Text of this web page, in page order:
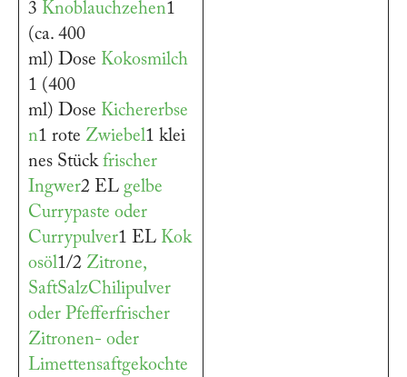
3 Knoblauchzehen1
(ca. 400
ml) Dose Kokosmilch
1 (400
ml) Dose Kichererbse
n1 rote Zwiebel1 klei
nes Stück frischer
Ingwer2 EL gelbe
Currypaste oder
Currypulver1 EL Kok
osöl1/2 Zitrone,
SaftSalzChilipulver
oder Pfefferfrischer
Zitronen- oder
Limettensaftgekochte